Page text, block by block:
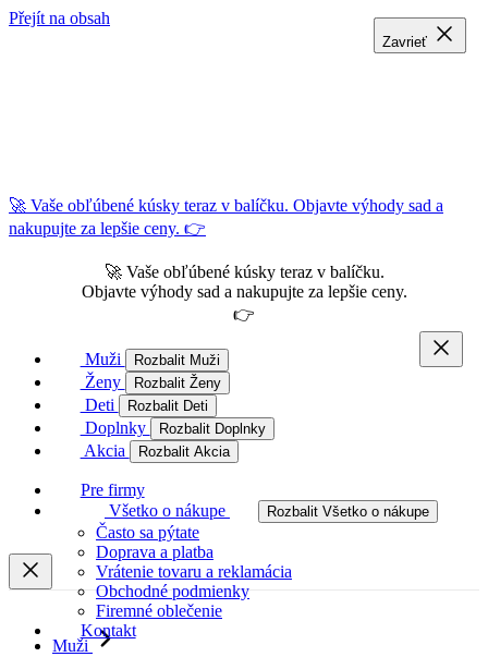
Přejít na obsah
🚀 Vaše obľúbené kúsky teraz v balíčku. Objavte výhody sad a
nakupujte za lepšie ceny. 👉
🚀 Vaše obľúbené kúsky teraz v balíčku.
Objavte výhody sad a nakupujte za lepšie ceny.
👉
Muži Rozbalit Muži
Ženy Rozbalit Ženy
Deti Rozbalit Deti
Doplnky Rozbalit Doplnky
Akcia Rozbalit Akcia
Pre firmy
Všetko o nákupe
Rozbalit Všetko o nákupe
Často sa pýtate
Doprava a platba
Vrátenie tovaru a reklamácia
Obchodné podmienky
Firemné oblečenie
Kontakt
Muži
Zavrieť
Zavrieť
Zavrieť